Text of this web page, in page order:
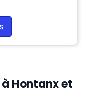
Hontanx et